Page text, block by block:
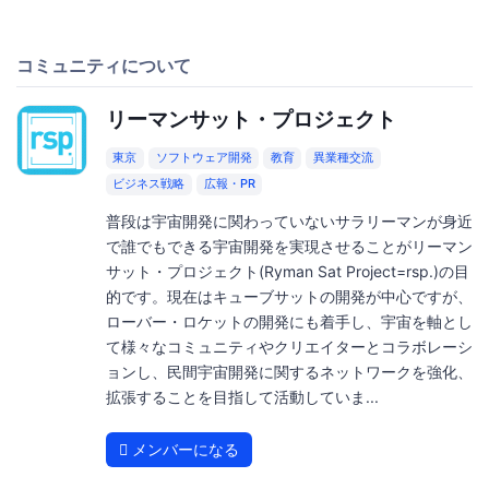
コミュニティについて
リーマンサット・プロジェクト
東京 ソフトウェア開発 教育
異業種交流
ビジネス戦略
広報・PR
普段は宇宙開発に関わっていないサラリーマンが身近
で誰でもできる宇宙開発を実現させることがリーマン
サット・プロジェクト(Ryman Sat Project=rsp.)の目
的です。現在はキューブサットの開発が中心ですが、
ローバー・ロケットの開発にも着手し、宇宙を軸とし
て様々なコミュニティやクリエイターとコラボレーシ
ョンし、民間宇宙開発に関するネットワークを強化、
拡張することを目指して活動していま...
メンバーになる